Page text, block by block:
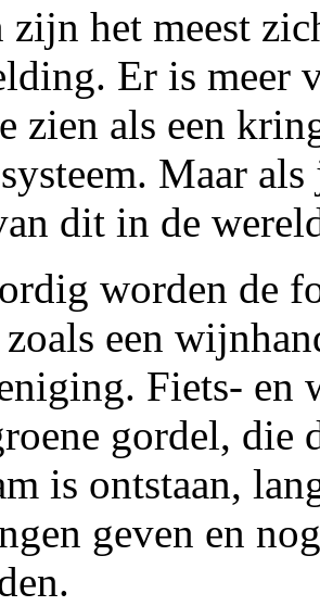
het meest
Er is meer
zien als een
Maar
dit in de
worden de
een
Fiets- en
gordel,
is ontstaan,
geven en